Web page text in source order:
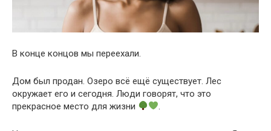
В конце концов мы переехали.
Дом был продан. Озеро всё ещё существует. Лес
окружает его и сегодня. Люди говорят, что это
прекрасное место для жизни
.